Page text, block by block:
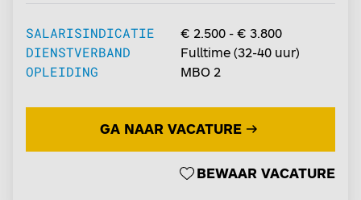
SALARISINDICATIE € 2.500 - € 3.800
DIENSTVERBAND Fulltime (32-40 uur)
OPLEIDING MBO 2
BEWAAR VACATURE
GA NAAR VACATURE